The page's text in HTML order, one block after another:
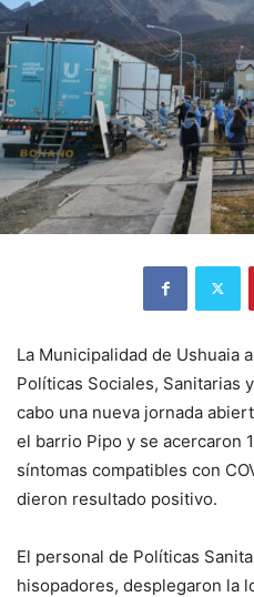
La Municipalidad de Ushuaia
Políticas Sociales, Sanitarias
cabo una nueva jornada
el barrio Pipo y se acercaron
síntomas compatibles con
dieron resultado positivo.
El personal de Políticas
hisopadores, desplegaron la